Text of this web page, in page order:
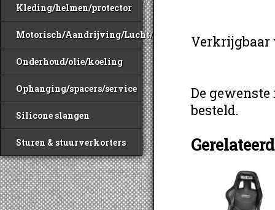
Kleding/helmen/protector
Motorisch/Aandrijving/Lucht/Benzine
Onderhoud/olie/koeling
Ophanging/spacers/service
Silicone slangen
Sturen & stuurverkorters
Verkrijgbaar
De
besteld.